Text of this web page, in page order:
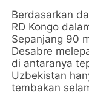
Berdasarkan
RD Kongo
Sepanjang 90
Desabre
di antaranya
Uzbekistan
tembakan